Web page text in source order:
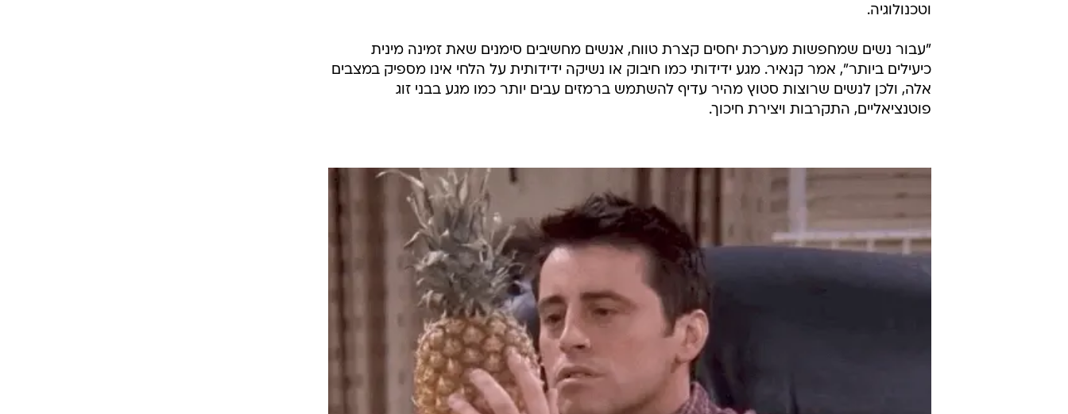
וטכנולוגיה.
"עבור נשים שמחפשות מערכת יחסים קצרת טווח, אנשים מחשיבים סימנים שאת זמינה מינית
כיעילים ביותר", אמר קנאיר. מגע ידידותי כמו חיבוק או נשיקה ידידותית על הלחי אינו מספיק במצבים
אלה, ולכן לנשים שרוצות סטוץ מהיר עדיף להשתמש ברמזים עבים יותר כמו מגע בבני זוג
פוטנציאליים, התקרבות ויצירת חיכוך.